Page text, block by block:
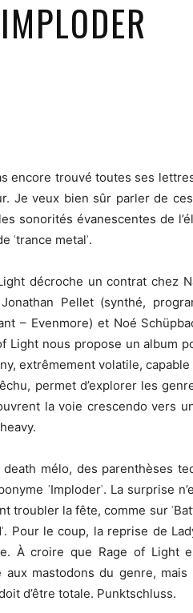
encore trouvé toutes ses
Je veux bien sûr parler de
sonorités évanescentes de
ʿtrance metalʾ.
décroche un contrat chez
Pellet (synthé,
– Evenmore) et Noé
Light nous propose un album
extrêmement volatile, capable
permet d’explorer les
la voie crescendo vers
mélo, des parenthèses
ʿImploderʾ. La surprise
troubler la fête, comme sur
Pour le coup, la reprise de
À croire que Rage of Light
mastodons du genre, mais
d’être totale. Punktschluss.